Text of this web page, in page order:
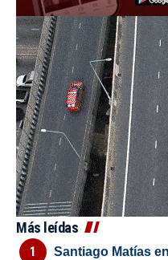
Más leídas
Santiago Matías